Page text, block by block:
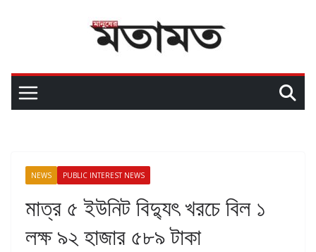
NEWS PUBLIC INTEREST NEWS
মাত্র ৫ ইউনিট বিদ্যুৎ খরচে বিল ১
লক্ষ ৯২ হাজার ৫৮৯ টাকা